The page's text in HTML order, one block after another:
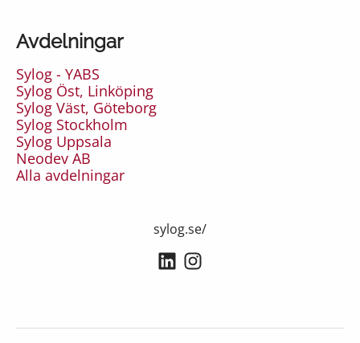
Avdelningar
Sylog - YABS
Sylog Öst, Linköping
Sylog Väst, Göteborg
Sylog Stockholm
Sylog Uppsala
Neodev AB
Alla avdelningar
sylog.se/